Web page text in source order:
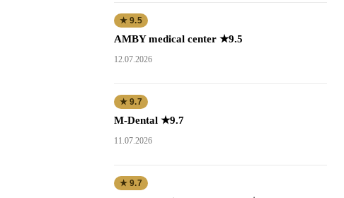
★ 9.5
AMBY medical center ★9.5
12.07.2026
★ 9.7
M-Dental ★9.7
11.07.2026
★ 9.7